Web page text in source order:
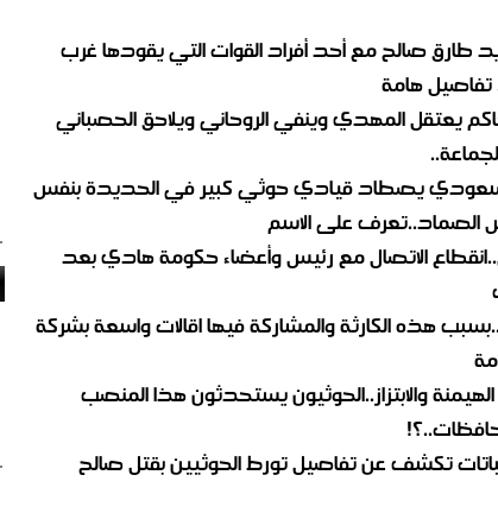
طارق صالح مع أحد أفراد القوات التي يقودها غرب
هامة
يعتقل المهدي وينفي الروحاني ويلاحق الحصباني
يصطاد قيادي حوثي كبير في الحديدة بنفس
الصماد..تعرف على الاسم
الاتصال مع رئيس وأعضاء حكومة هادي بعد
هذه الكارثة والمشاركة فيها اقالات واسعة بشركة
والابتزاز..الحوثيون يستحدثون هذا المنصب
تكشف عن تفاصيل تورط الحوثيين بقتل صالح